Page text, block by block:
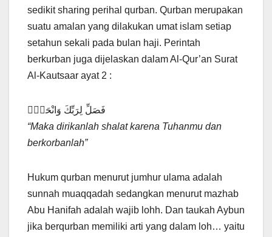
sedikit sharing perihal qurban. Qurban merupakan
suatu amalan yang dilakukan umat islam setiap
setahun sekali pada bulan haji. Perintah
berkurban juga dijelaskan dalam Al-Qur’an Surat
Al-Kautsaar ayat 2 :
فَصَلِّ لِرَبِّكَ وَانْحَرْۗ
“Maka dirikanlah shalat karena Tuhanmu dan
berkorbanlah”
Hukum qurban menurut jumhur ulama adalah
sunnah muaqqadah sedangkan menurut mazhab
Abu Hanifah adalah wajib lohh. Dan taukah Aybun
jika berqurban memiliki arti yang dalam loh… yaitu